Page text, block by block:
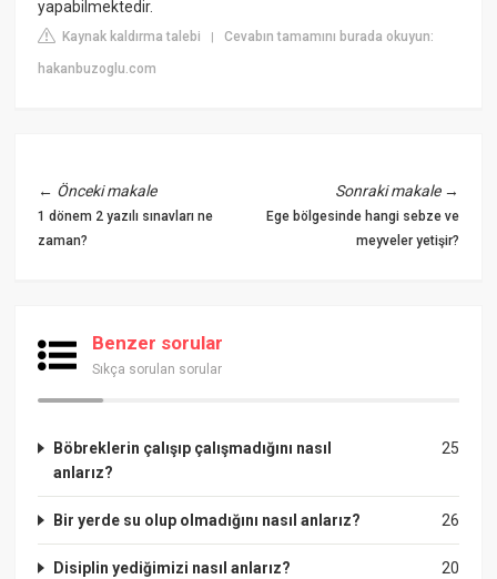
yapabilmektedir.
Kaynak kaldırma talebi |Cevabın tamamını burada okuyun:
hakanbuzoglu.com
← Önceki makale
1 dönem 2 yazılı sınavları ne
zaman?
Sonraki makale→
Ege bölgesinde hangi sebze ve
meyveler yetişir?
Benzer sorular
Sıkça sorulan sorular
25
Böbreklerin çalışıp çalışmadığını nasıl
anlarız?
26
Bir yerde su olup olmadığını nasıl anlarız?
20
Disiplin yediğimizi nasıl anlarız?